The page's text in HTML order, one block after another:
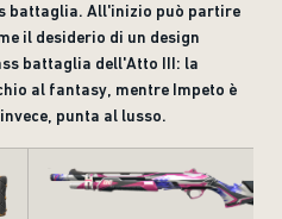
battaglia. All'inizio può partire
il desiderio di un design
battaglia dell'Atto III: la
al fantasy, mentre Impeto è
punta al lusso.